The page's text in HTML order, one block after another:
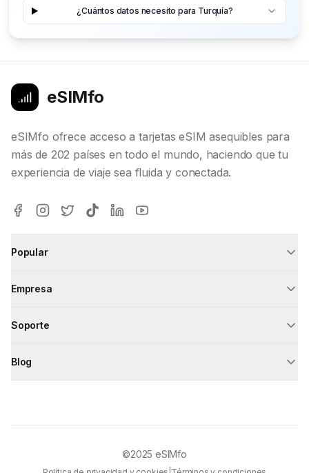
¿Cuántos datos necesito para Turquía?
eSIMfo
eSIMfo ofrece acceso a tarjetas eSIM asequibles para
más de 202 países en todo el mundo, haciendo que tu
experiencia de viaje sea fluida y conectada.
Popular
Empresa
Soporte
Blog
©2025 eSIMfo